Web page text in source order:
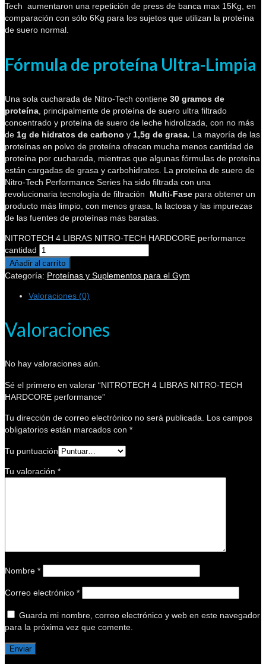
Tech aumentaron una repetición de press de banca max 15Kg, en
comparación con sólo 6Kg para los sujetos que utilizan la proteína
de suero normal.
Fórmula de proteína Ultra-Limpia
Una sola cucharada de Nitro-Tech contiene 30 gramos de
proteína, principalmente de proteína de suero ultra filtrado
concentrado y proteína de suero de leche hidrolizada, con no más
de 1g de hidratos de carbono y 1,5g de grasa. La mayoría de las
proteínas en polvo de proteína ofrecen mucha menos cantidad de
proteína por cucharada, mientras que algunas fórmulas de proteína
están cargadas de grasa y carbohidratos. La proteína de suero de
Nitro-Tech Performance Series ha sido filtrada con una
revolucionaria tecnología de filtración Multi-Fase para obtener un
producto más limpio, con menos grasa, la lactosa y las impurezas
de las fuentes de proteínas más baratas.
NITROTECH 4 LIBRAS NITRO-TECH HARDCORE performance
cantidad
Añadir al carrito
Categoría: Proteínas y Suplementos para el Gym
Valoraciones (0)
Valoraciones
No hay valoraciones aún.
Sé el primero en valorar “NITROTECH 4 LIBRAS NITRO-TECH
HARDCORE performance”
Tu dirección de correo electrónico no será publicada.
Los campos
obligatorios están marcados con *
Tu puntuación
Tu valoración *
Nombre *
Correo electrónico *
Guarda mi nombre, correo electrónico y web en este navegador
para la próxima vez que comente.